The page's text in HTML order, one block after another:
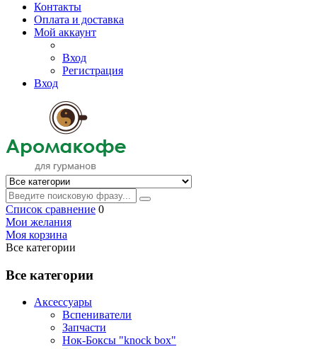
Контакты
Оплата и доставка
Мой аккаунт
Вход
Регистрация
Вход
Список сравнение 0
Мои желания
Моя корзина
Все категории
Все категории
Аксессуары
Вспениватели
Запчасти
Нок-Боксы "knock box"